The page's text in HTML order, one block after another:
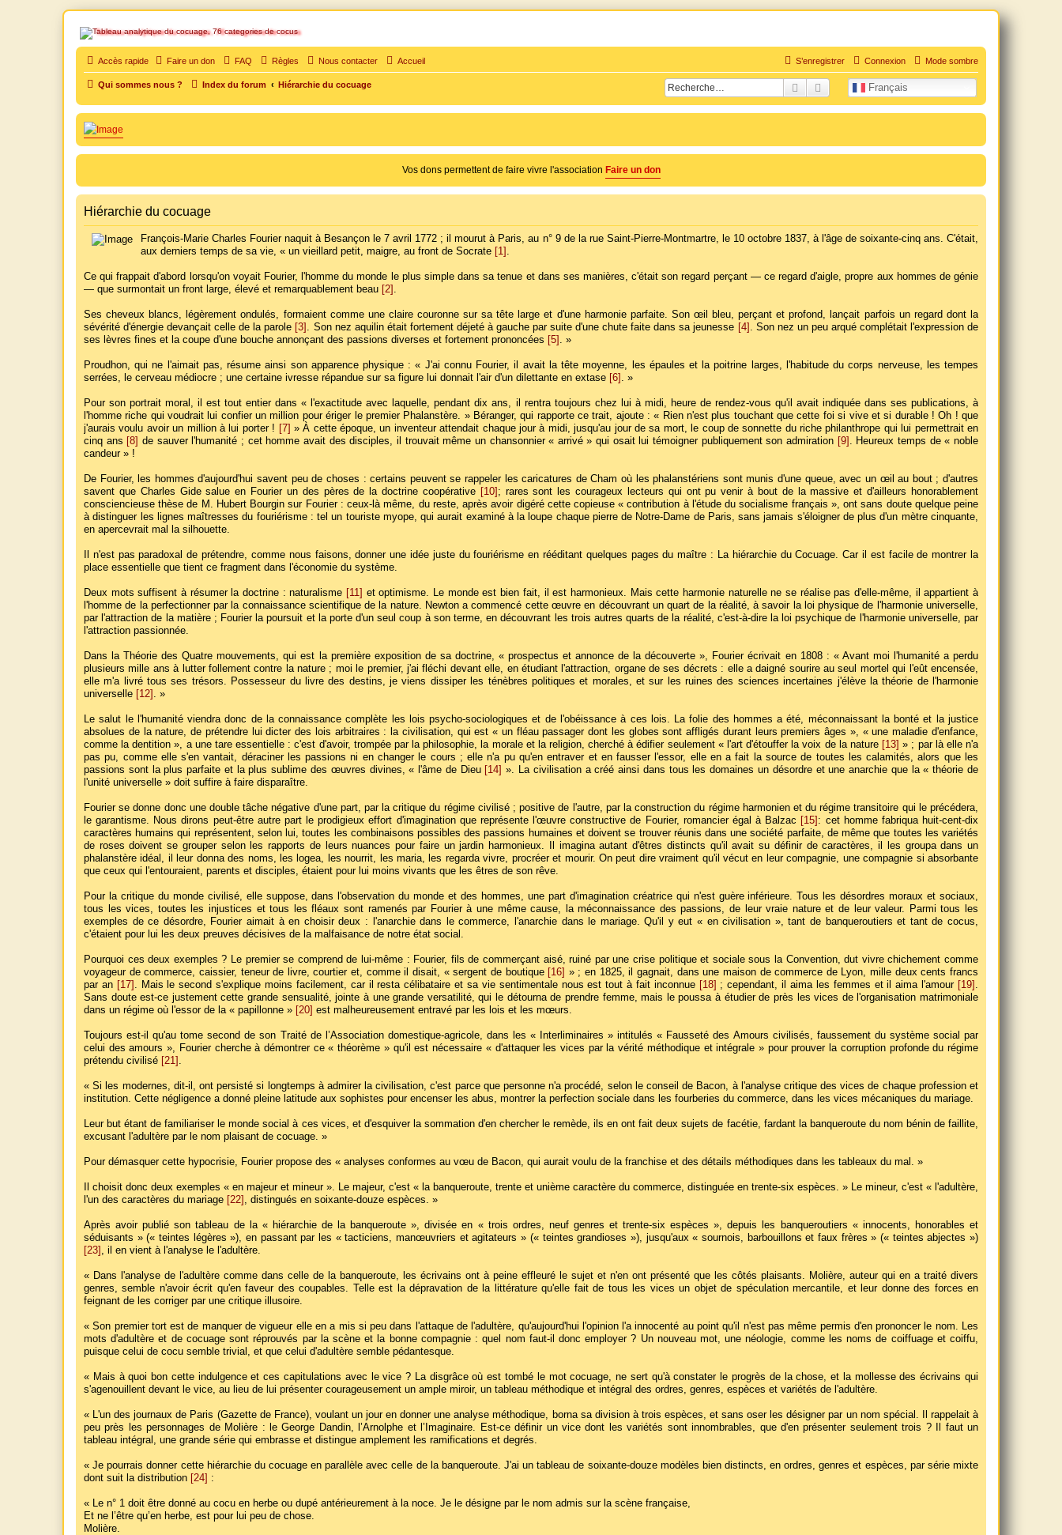
SOS cocu
SOS cocu est une association loi 1901 dont l'objet est le soutien aux victimes d'adultère. Pouvoir parler, se confier, recevoir un soutien moral pour traverser une situation personnelle douloureuse
Accès rapide Mode sombre
Faire un don FAQ Règles Nous contacter Accueil Connexion
S’enregistrer
Qui sommes nous ? Index du forum Hiérarchie du cocuage Français
RechercherRecherche avancée
Vos dons permettent de faire vivre l'association Faire un don
Hiérarchie du cocuage
François-Marie Charles Fourier naquit à Besançon le 7 avril 1772 ; il mourut à Paris, au n° 9 de la rue Saint-Pierre-Montmartre, le 10 octobre 1837, à l'âge de soixante-cinq ans. C'était,
aux derniers temps de sa vie, « un vieillard petit, maigre, au front de Socrate [1] .
Ce qui frappait d'abord lorsqu'on voyait Fourier, l'homme du monde le plus simple dans sa tenue et dans ses manières, c'était son regard perçant — ce regard d'aigle, propre aux hommes de génie
— que surmontait un front large, élevé et remarquablement beau [2] .
Ses cheveux blancs, légèrement ondulés, formaient comme une claire couronne sur sa tête large et d'une harmonie parfaite. Son œil bleu, perçant et profond, lançait parfois un regard dont la
sévérité d'énergie devançait celle de la parole [3] . Son nez aquilin était fortement déjeté à gauche par suite d'une chute faite dans sa jeunesse [4] . Son nez un peu arqué complétait l'expression de
ses lèvres fines et la coupe d'une bouche annonçant des passions diverses et fortement prononcées [5] . »
Proudhon, qui ne l'aimait pas, résume ainsi son apparence physique : « J'ai connu Fourier, il avait la tête moyenne, les épaules et la poitrine larges, l'habitude du corps nerveuse, les tempes
serrées, le cerveau médiocre ; une certaine ivresse répandue sur sa figure lui donnait l'air d'un dilettante en extase [6] . »
Pour son portrait moral, il est tout entier dans « l'exactitude avec laquelle, pendant dix ans, il rentra toujours chez lui à midi, heure de rendez-vous qu'il avait indiquée dans ses publications, à
l'homme riche qui voudrait lui confier un million pour ériger le premier Phalanstère. » Béranger, qui rapporte ce trait, ajoute : « Rien n'est plus touchant que cette foi si vive et si durable ! Oh ! que
j'aurais voulu avoir un million à lui porter ! [7] » À cette époque, un inventeur attendait chaque jour à midi, jusqu'au jour de sa mort, le coup de sonnette du riche philanthrope qui lui permettrait en
cinq ans [8] de sauver l'humanité ; cet homme avait des disciples, il trouvait même un chansonnier « arrivé » qui osait lui témoigner publiquement son admiration [9] . Heureux temps de « noble
candeur » !
De Fourier, les hommes d'aujourd'hui savent peu de choses : certains peuvent se rappeler les caricatures de Cham où les phalanstériens sont munis d'une queue, avec un œil au bout ; d'autres
savent que Charles Gide salue en Fourier un des pères de la doctrine coopérative [10] ; rares sont les courageux lecteurs qui ont pu venir à bout de la massive et d'ailleurs honorablement
consciencieuse thèse de M. Hubert Bourgin sur Fourier : ceux-là même, du reste, après avoir digéré cette copieuse « contribution à l'étude du socialisme français », ont sans doute quelque peine
à distinguer les lignes maîtresses du fouriérisme : tel un touriste myope, qui aurait examiné à la loupe chaque pierre de Notre-Dame de Paris, sans jamais s'éloigner de plus d'un mètre cinquante,
en apercevrait mal la silhouette.
Il n'est pas paradoxal de prétendre, comme nous faisons, donner une idée juste du fouriérisme en rééditant quelques pages du maître : La hiérarchie du Cocuage. Car il est facile de montrer la
place essentielle que tient ce fragment dans l'économie du système.
Deux mots suffisent à résumer la doctrine : naturalisme [11] et optimisme. Le monde est bien fait, il est harmonieux. Mais cette harmonie naturelle ne se réalise pas d'elle-même, il appartient à
l'homme de la perfectionner par la connaissance scientifique de la nature. Newton a commencé cette œuvre en découvrant un quart de la réalité, à savoir la loi physique de l'harmonie universelle,
par l'attraction de la matière ; Fourier la poursuit et la porte d'un seul coup à son terme, en découvrant les trois autres quarts de la réalité, c'est-à-dire la loi psychique de l'harmonie universelle, par
l'attraction passionnée.
Dans la Théorie des Quatre mouvements, qui est la première exposition de sa doctrine, « prospectus et annonce de la découverte », Fourier écrivait en 1808 : « Avant moi l'humanité a perdu
plusieurs mille ans à lutter follement contre la nature ; moi le premier, j'ai fléchi devant elle, en étudiant l'attraction, organe de ses décrets : elle a daigné sourire au seul mortel qui l'eût encensée,
elle m'a livré tous ses trésors. Possesseur du livre des destins, je viens dissiper les ténèbres politiques et morales, et sur les ruines des sciences incertaines j'élève la théorie de l'harmonie
universelle [12] . »
Le salut le l'humanité viendra donc de la connaissance complète les lois psycho-sociologiques et de l'obéissance à ces lois. La folie des hommes a été, méconnaissant la bonté et la justice
absolues de la nature, de prétendre lui dicter des lois arbitraires : la civilisation, qui est « un fléau passager dont les globes sont affligés durant leurs premiers âges », « une maladie d'enfance,
comme la dentition », a une tare essentielle : c'est d'avoir, trompée par la philosophie, la morale et la religion, cherché à édifier seulement « l'art d'étouffer la voix de la nature [13] » ; par là elle n'a
pas pu, comme elle s'en vantait, déraciner les passions ni en changer le cours ; elle n'a pu qu'en entraver et en fausser l'essor, elle en a fait la source de toutes les calamités, alors que les
passions sont la plus parfaite et la plus sublime des œuvres divines, « l'âme de Dieu [14] ». La civilisation a créé ainsi dans tous les domaines un désordre et une anarchie que la « théorie de
l'unité universelle » doit suffire à faire disparaître.
Fourier se donne donc une double tâche négative d'une part, par la critique du régime civilisé ; positive de l'autre, par la construction du régime harmonien et du régime transitoire qui le précédera,
le garantisme. Nous dirons peut-être autre part le prodigieux effort d'imagination que représente l'œuvre constructive de Fourier, romancier égal à Balzac [15] : cet homme fabriqua huit-cent-dix
caractères humains qui représentent, selon lui, toutes les combinaisons possibles des passions humaines et doivent se trouver réunis dans une société parfaite, de même que toutes les variétés
de roses doivent se grouper selon les rapports de leurs nuances pour faire un jardin harmonieux. Il imagina autant d'êtres distincts qu'il avait su définir de caractères, il les groupa dans un
phalanstère idéal, il leur donna des noms, les logea, les nourrit, les maria, les regarda vivre, procréer et mourir. On peut dire vraiment qu'il vécut en leur compagnie, une compagnie si absorbante
que ceux qui l'entouraient, parents et disciples, étaient pour lui moins vivants que les êtres de son rêve.
Pour la critique du monde civilisé, elle suppose, dans l'observation du monde et des hommes, une part d'imagination créatrice qui n'est guère inférieure. Tous les désordres moraux et sociaux,
tous les vices, toutes les injustices et tous les fléaux sont ramenés par Fourier à une même cause, la méconnaissance des passions, de leur vraie nature et de leur valeur. Parmi tous les
exemples de ce désordre, Fourier aimait à en choisir deux : l'anarchie dans le commerce, l'anarchie dans le mariage. Qu'il y eut « en civilisation », tant de banqueroutiers et tant de cocus,
c'étaient pour lui les deux preuves décisives de la malfaisance de notre état social.
Pourquoi ces deux exemples ? Le premier se comprend de lui-même : Fourier, fils de commerçant aisé, ruiné par une crise politique et sociale sous la Convention, dut vivre chichement comme
voyageur de commerce, caissier, teneur de livre, courtier et, comme il disait, « sergent de boutique [16] » ; en 1825, il gagnait, dans une maison de commerce de Lyon, mille deux cents francs
par an [17] . Mais le second s'explique moins facilement, car il resta célibataire et sa vie sentimentale nous est tout à fait inconnue [18] ; cependant, il aima les femmes et il aima l'amour [19] .
Sans doute est-ce justement cette grande sensualité, jointe à une grande versatilité, qui le détourna de prendre femme, mais le poussa à étudier de près les vices de l'organisation matrimoniale
dans un régime où l'essor de la « papillonne » [20] est malheureusement entravé par les lois et les mœurs.
Toujours est-il qu'au tome second de son Traité de l’Association domestique-agricole, dans les « Interliminaires » intitulés « Fausseté des Amours civilisés, faussement du système social par
celui des amours », Fourier cherche à démontrer ce « théorème » qu'il est nécessaire « d'attaquer les vices par la vérité méthodique et intégrale » pour prouver la corruption profonde du régime
prétendu civilisé [21] .
« Si les modernes, dit-il, ont persisté si longtemps à admirer la civilisation, c'est parce que personne n'a procédé, selon le conseil de Bacon, à l'analyse critique des vices de chaque profession et
institution. Cette négligence a donné pleine latitude aux sophistes pour encenser les abus, montrer la perfection sociale dans les fourberies du commerce, dans les vices mécaniques du mariage.
Leur but étant de familiariser le monde social à ces vices, et d'esquiver la sommation d'en chercher le remède, ils en ont fait deux sujets de facétie, fardant la banqueroute du nom bénin de faillite,
excusant l'adultère par le nom plaisant de cocuage. »
Pour démasquer cette hypocrisie, Fourier propose des « analyses conformes au vœu de Bacon, qui aurait voulu de la franchise et des détails méthodiques dans les tableaux du mal. »
Il choisit donc deux exemples « en majeur et mineur ». Le majeur, c'est « la banqueroute, trente et unième caractère du commerce, distinguée en trente-six espèces. » Le mineur, c'est « l'adultère,
l'un des caractères du mariage [22] , distingués en soixante-douze espèces. »
Après avoir publié son tableau de la « hiérarchie de la banqueroute », divisée en « trois ordres, neuf genres et trente-six espèces », depuis les banqueroutiers « innocents, honorables et
séduisants » (« teintes légères »), en passant par les « tacticiens, manœuvriers et agitateurs » (« teintes grandioses »), jusqu'aux « sournois, barbouillons et faux frères » (« teintes abjectes »)
[23] , il en vient à l'analyse le l'adultère.
« Dans l'analyse de l'adultère comme dans celle de la banqueroute, les écrivains ont à peine effleuré le sujet et n'en ont présenté que les côtés plaisants. Molière, auteur qui en a traité divers
genres, semble n'avoir écrit qu'en faveur des coupables. Telle est la dépravation de la littérature qu'elle fait de tous les vices un objet de spéculation mercantile, et leur donne des forces en
feignant de les corriger par une critique illusoire.
« Son premier tort est de manquer de vigueur elle en a mis si peu dans l'attaque de l'adultère, qu'aujourd'hui l'opinion l'a innocenté au point qu'il n'est pas même permis d'en prononcer le nom. Les
mots d'adultère et de cocuage sont réprouvés par la scène et la bonne compagnie : quel nom faut-il donc employer ? Un nouveau mot, une néologie, comme les noms de coiffuage et coiffu,
puisque celui de cocu semble trivial, et que celui d'adultère semble pédantesque.
« Mais à quoi bon cette indulgence et ces capitulations avec le vice ? La disgrâce où est tombé le mot cocuage, ne sert qu'à constater le progrès de la chose, et la mollesse des écrivains qui
s'agenouillent devant le vice, au lieu de lui présenter courageusement un ample miroir, un tableau méthodique et intégral des ordres, genres, espèces et variétés de l'adultère.
« L'un des journaux de Paris (Gazette de France), voulant un jour en donner une analyse méthodique, borna sa division à trois espèces, et sans oser les désigner par un nom spécial. Il rappelait à
peu près les personnages de Molière : le George Dandin, l’Arnolphe et l’Imaginaire. Est-ce définir un vice dont les variétés sont innombrables, que d'en présenter seulement trois ? Il faut un
tableau intégral, une grande série qui embrasse et distingue amplement les ramifications et degrés.
« Je pourrais donner cette hiérarchie du cocuage en parallèle avec celle de la banqueroute. J'ai un tableau de soixante-douze modèles bien distincts, en ordres, genres et espèces, par série mixte
dont suit la distribution [24] :
« Le n° 1 doit être donné au cocu en herbe ou dupé antérieurement à la noce. Je le désigne par le nom admis sur la scène française,
Et ne l’être qu’en herbe, est pour lui peu de chose.
Molière.